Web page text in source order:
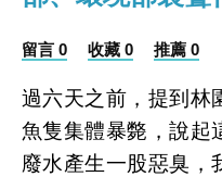
留言 0 收藏 0 推薦 0
過六天之前，提到林
魚隻集體暴斃，說起
廢水產生一股惡臭，